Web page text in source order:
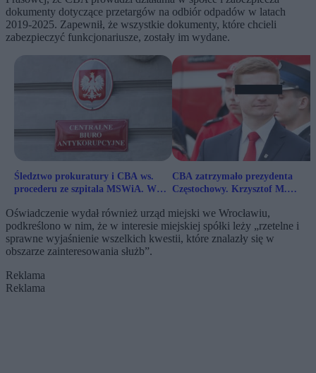
dokumenty dotyczące przetargów na odbiór odpadów w latach
2019-2025. Zapewnił, że wszystkie dokumenty, które chcieli
zabezpieczyć funkcjonariusze, zostały im wydane.
Śledztwo prokuratury i CBA ws.
procederu ze szpitala MSWiA. W
CBA zatrzymało prezydenta
Częstochowy. Krzysztof M.
Oświadczenie wydał również urząd miejski we Wrocławiu,
podkreślono w nim, że w interesie miejskiej spółki leży „rzetelne i
sprawne wyjaśnienie wszelkich kwestii, które znalazły się w
obszarze zainteresowania służb”.
Reklama
Reklama